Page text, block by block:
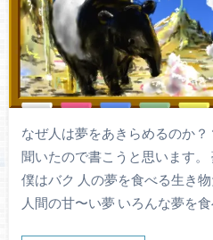
なぜ人は夢をあきらめるのか
聞いたので書こうと思います。
僕はバク 人の夢を食べる生き
人間の甘〜い夢 いろんな夢を